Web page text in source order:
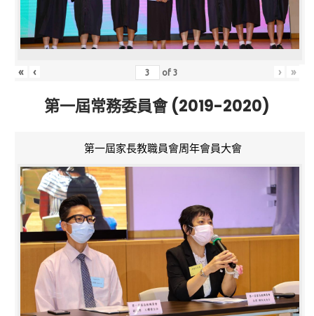
« ‹ of3 › »
第一屆常務委員會 (2019-2020)
第一屆家長教職員會周年會員大會